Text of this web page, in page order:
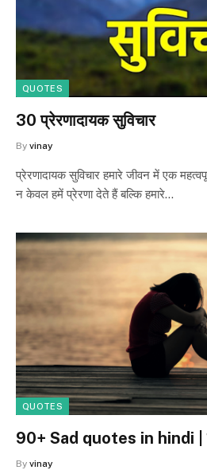
QUOTES
30 प्रेरणादायक सुविचार
By vinay
प्रेरणादायक सुविचार हमारे जीवन में एक
न केवल हमें प्रेरणा देते हैं बल्कि हमारे…
QUOTES
90+ Sad quotes in hindi |
By vinay